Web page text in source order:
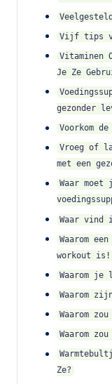
Vijf tips
Vitaminen
Je Ze
gezonder
Voorkom
Vroeg of
met een
Waar
Waar vind
Waarom
workout is!
Waarom je
Waarom
Waarom
Waarom
Ze?